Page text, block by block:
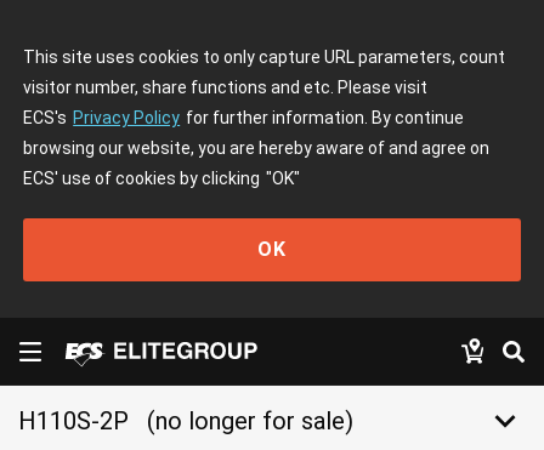
This site uses cookies to only capture URL parameters, count
visitor number, share functions and etc. Please visit
ECS's Privacy Policy for further information. By continue
browsing our website, you are hereby aware of and agree on
ECS' use of cookies by clicking "OK"
OK
H110S-2P (no longer for sale) keyboard_arrow_down